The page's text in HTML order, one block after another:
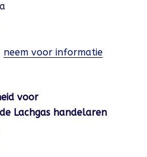
neem voor informatie
voor
Lachgas handelaren